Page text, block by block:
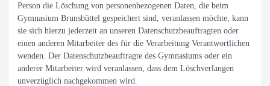
Person die Löschung von personenbezogenen Daten, die beim
Gymnasium Brunsbüttel gespeichert sind, veranlassen möchte, kann
sie sich hierzu jederzeit an unseren Datenschutzbeauftragten oder
einen anderen Mitarbeiter des für die Verarbeitung Verantwortlichen
wenden. Der Datenschutzbeauftragte des Gymnasiums oder ein
anderer Mitarbeiter wird veranlassen, dass dem Löschverlangen
unverzüglich nachgekommen wird.